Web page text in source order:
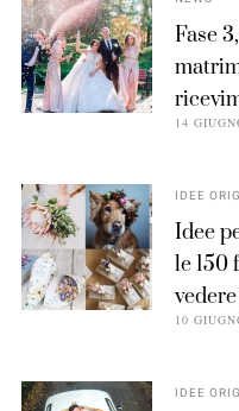
Fase
14
IDEE
Idee
le 150
10
IDEE